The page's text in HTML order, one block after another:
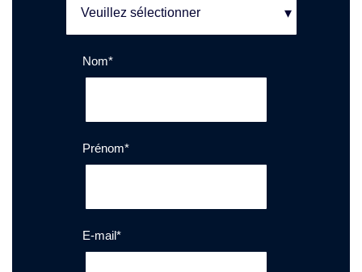
Nom*
Prénom*
E-mail*